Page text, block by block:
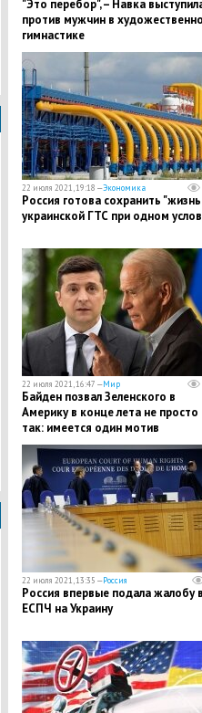
"Это перебор", – Навка
против мужчин в
гимнастике
22 июля 2021, 19:18 —Экономика
Россия готова сохранить
украинской ГТС при одном
22 июля 2021, 16:47 —Мир
Байден позвал Зеленского в
Америку в конце лета не просто
так: имеется один мотив
22 июля 2021, 13:35 —Россия
Россия впервые подала жалобу
ЕСПЧ на Украину